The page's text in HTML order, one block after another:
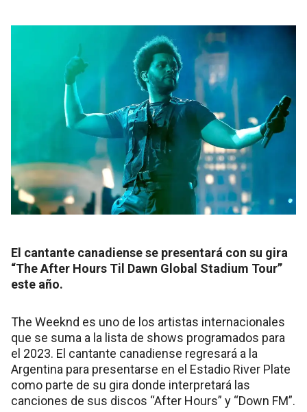
El cantante canadiense se presentará con su gira
“The After Hours Til Dawn Global Stadium Tour”
este año.
The Weeknd es uno de los artistas internacionales
que se suma a la lista de shows programados para
el 2023. El cantante canadiense regresará a la
Argentina para presentarse en el Estadio River Plate
como parte de su gira donde interpretará las
canciones de sus discos “After Hours” y “Down FM”.